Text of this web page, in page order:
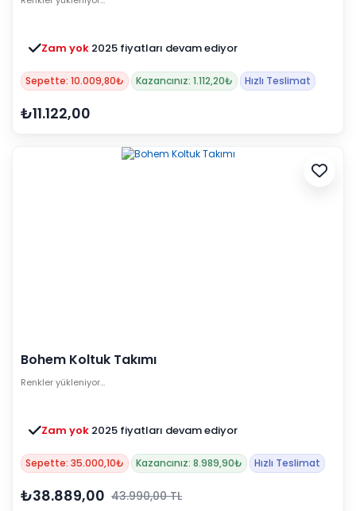
Zam yok 2025 fiyatları devam ediyor
Sepette: 10.009,80₺ Kazancınız: 1.112,20₺ Hızlı Teslimat
₺11.122,00
Bohem Koltuk Takımı
Renkler yükleniyor…
Zam yok 2025 fiyatları devam ediyor
Sepette: 35.000,10₺ Kazancınız: 8.989,90₺ Hızlı Teslimat
₺38.889,00 43.990,00 TL